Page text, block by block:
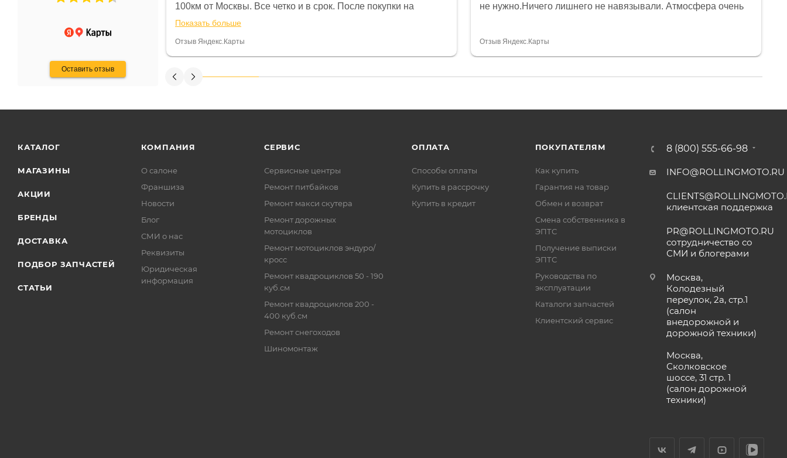
Оставить отзыв
и дают только на год)
100км от Москвы. Все четко и в срок. После покупки на
спидометре всегда был 0, при этом представители магазина
постоянно были на связи и в итоге проблема была решена.
Считаю, что это говорит о небезразличии к клиенту после
Показать больше
Отзыв Яндекс.Карты
не нужно.Ничего лишнего не навязывали. Атмосфера очень
огромное спасибо Дмитрию, за клиентоориентированность и
Отзыв Яндекс.Карты
КАТАЛОГ
МАГАЗИНЫ
АКЦИИ
БРЕНДЫ
ДОСТАВКА
ПОДБОР ЗАПЧАСТЕЙ
СТАТЬИ
КОМПАНИЯ
О салоне
Франшиза
Новости
Блог
СМИ о нас
Реквизиты
Юридическая
информация
СЕРВИС
Сервисные центры
Ремонт питбайков
Ремонт макси скутера
Ремонт дорожных
мотоциклов
Ремонт мотоциклов эндуро/
кросс
Ремонт квадроциклов 50 - 190
куб.см
Ремонт квадроциклов 200 -
400 куб.см
Ремонт снегоходов
Шиномонтаж
ОПЛАТА
Способы оплаты
Купить в рассрочку
Купить в кредит
ПОКУПАТЕЛЯМ
Как купить
Гарантия на товар
Обмен и возврат
Смена собственника в
ЭПТС
Получение выписки
ЭПТС
Руководства по
эксплуатации
Каталоги запчастей
Клиентский сервис
8 (800) 555-66-98
INFO@ROLLINGMOTO.RU
клиентская поддержка
PR@ROLLINGMOTO.RU
сотрудничество со
СМИ и блогерами
Москва,
Колодезный
переулок, 2а, стр.1
(салон
внедорожной и
дорожной техники)
Москва,
Сколковское
шоссе, 31 стр. 1
(салон дорожной
техники)